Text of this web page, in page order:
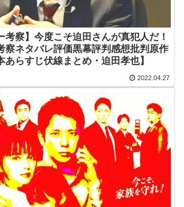
考察】今度こそ迫田さんが真犯人だ！
察ネタバレ評価黒幕評判感想批判原作
あらすじ伏線まとめ・迫田孝也】
2022.04.27